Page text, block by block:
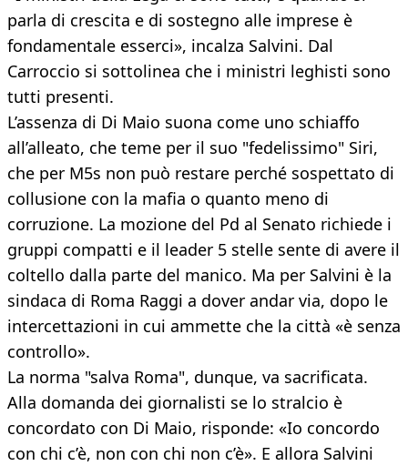
parla di crescita e di sostegno alle imprese è
fondamentale esserci», incalza Salvini. Dal
Carroccio si sottolinea che i ministri leghisti sono
tutti presenti.
L’assenza di Di Maio suona come uno schiaffo
all’alleato, che teme per il suo "fedelissimo" Siri,
che per M5s non può restare perché sospettato di
collusione con la mafia o quanto meno di
corruzione. La mozione del Pd al Senato richiede i
gruppi compatti e il leader 5 stelle sente di avere il
coltello dalla parte del manico. Ma per Salvini è la
sindaca di Roma Raggi a dover andar via, dopo le
intercettazioni in cui ammette che la città «è senza
controllo».
La norma "salva Roma", dunque, va sacrificata.
Alla domanda dei giornalisti se lo stralcio è
concordato con Di Maio, risponde: «Io concordo
con chi c’è, non con chi non c’è». E allora Salvini